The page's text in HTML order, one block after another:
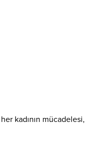
kadının mücadelesi,